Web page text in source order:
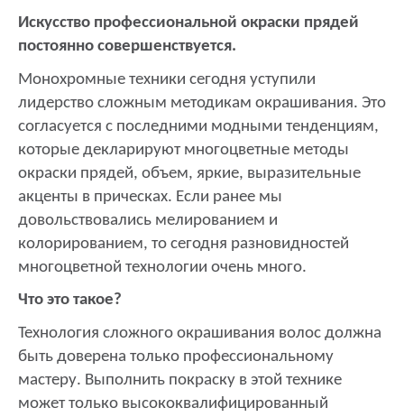
Искусство профессиональной окраски прядей
постоянно совершенствуется.
Монохромные техники сегодня уступили
лидерство сложным методикам окрашивания. Это
согласуется с последними модными тенденциям,
которые декларируют многоцветные методы
окраски прядей, объем, яркие, выразительные
акценты в прическах. Если ранее мы
довольствовались мелированием и
колорированием, то сегодня разновидностей
многоцветной технологии очень много.
Что это такое?
Технология сложного окрашивания волос должна
быть доверена только профессиональному
мастеру. Выполнить покраску в этой технике
может только высококвалифицированный